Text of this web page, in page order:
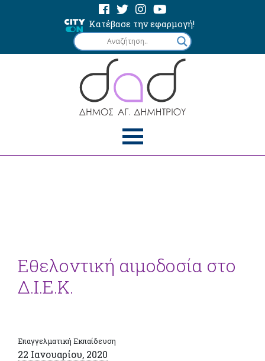
Κατέβασε την εφαρμογή!
Εθελοντική αιμοδοσία στο
Δ.Ι.Ε.Κ.
Επαγγελματική Εκπαίδευση
22 Ιανουαρίου, 2020